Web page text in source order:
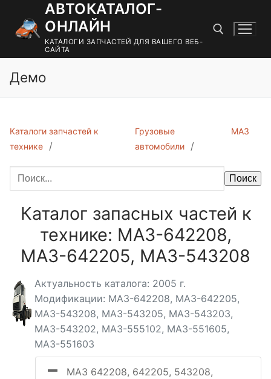
содержимому
АВТОКАТАЛОГ-
ОНЛАЙН
КАТАЛОГИ ЗАПЧАСТЕЙ ДЛЯ ВАШЕГО ВЕБ-
САЙТА
Демо
Каталоги запчастей к
технике
Грузовые
автомобили
МАЗ
Поиск
Каталог запасных частей к
технике: МАЗ-642208,
МАЗ-642205, МАЗ-543208
Актуальность каталога: 2005 г.
Модификации: МАЗ-642208, МАЗ-642205,
МАЗ-543208, МАЗ-543205, МАЗ-543203,
МАЗ-543202, МАЗ-555102, МАЗ-551605,
МАЗ-551603
МАЗ 642208, 642205, 543208,